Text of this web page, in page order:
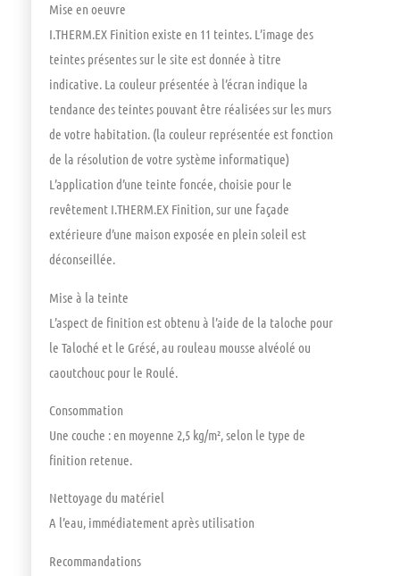
Mise en oeuvre
I.THERM.EX Finition existe en 11 teintes. L’image des
teintes présentes sur le site est donnée à titre
indicative. La couleur présentée à l’écran indique la
tendance des teintes pouvant être réalisées sur les murs
de votre habitation. (la couleur représentée est fonction
de la résolution de votre système informatique)
L’application d’une teinte foncée, choisie pour le
revêtement I.THERM.EX Finition, sur une façade
extérieure d’une maison exposée en plein soleil est
déconseillée.
Mise à la teinte
L’aspect de finition est obtenu à l’aide de la taloche pour
le Taloché et le Grésé, au rouleau mousse alvéolé ou
caoutchouc pour le Roulé.
Consommation
Une couche : en moyenne 2,5 kg/m², selon le type de
finition retenue.
Nettoyage du matériel
A l’eau, immédiatement après utilisation
Recommandations